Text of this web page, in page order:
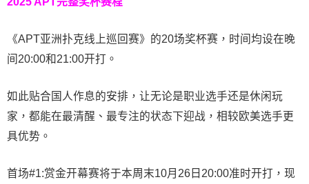
《APT亚洲扑克线上巡回赛》的20场奖杯赛，时间均设在晚
间20:00和21:00开打。
如此贴合国人作息的安排，让无论是职业选手还是休闲玩
家，都能在最清醒、最专注的状态下迎战，相较欧美选手更
具优势。
首场#1:赏金开幕赛将于本周末10月26日20:00准时开打，现